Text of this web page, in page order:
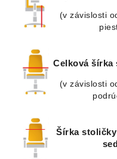
(v závislosti
Celková šírka
(v závislosti
Šírka